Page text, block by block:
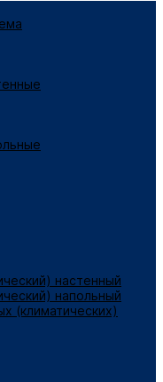
настенный
напольный
(климатических)